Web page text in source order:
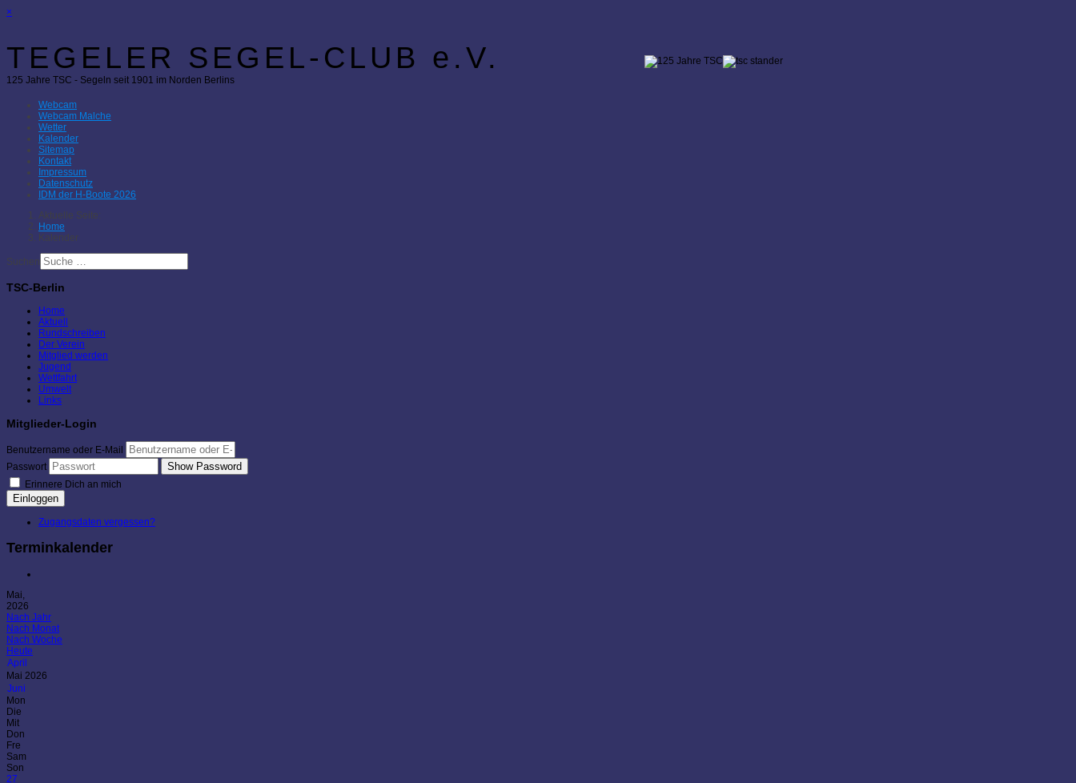
×
TEGELER SEGEL-CLUB e.V.
125 Jahre TSC - Segeln seit 1901 im Norden Berlins
Webcam
Webcam Malche
Wetter
Kalender
Sitemap
Kontakt
Impressum
Datenschutz
IDM der H-Boote 2026
Aktuelle Seite:
Home
Kalender
Suchen
TSC-Berlin
Home
Aktuell
Rundschreiben
Der Verein
Mitglied werden
Jugend
Wettfahrt
Umwelt
Links
Mitglieder-Login
Benutzername oder E-Mail
Passwort
Show Password
Erinnere Dich an mich
Einloggen
Zugangsdaten vergessen?
Terminkalender
Mai,
2026
Nach Jahr
Nach Monat
Nach Woche
Heute
April
Mai 2026
Juni
Mon
Die
Mit
Don
Fre
Sam
Son
27